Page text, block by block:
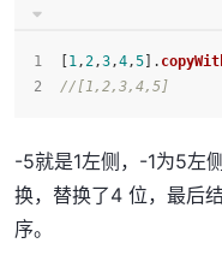
1,2,3,4,5 ].
//[1,2,3,4,5]
-5就是1左侧，-1为5左
换，替换了4 位，最后
序。